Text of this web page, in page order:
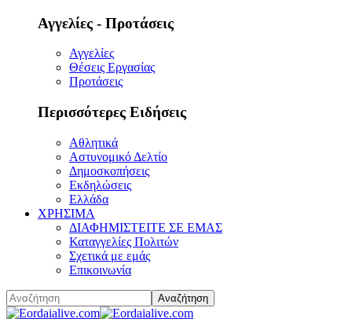
Αγγελίες - Προτάσεις
Αγγελίες
Θέσεις Εργασίας
Προτάσεις
Περισσότερες Ειδήσεις
Αθλητικά
Αστυνομικό Δελτίο
Δημοσκοπήσεις
Εκδηλώσεις
Ελλάδα
ΧΡΗΣΙΜΑ
ΔΙΑΦΗΜΙΣΤΕΙΤΕ ΣΕ ΕΜΑΣ
Καταγγελίες Πολιτών
Σχετικά με εμάς
Επικοινωνία